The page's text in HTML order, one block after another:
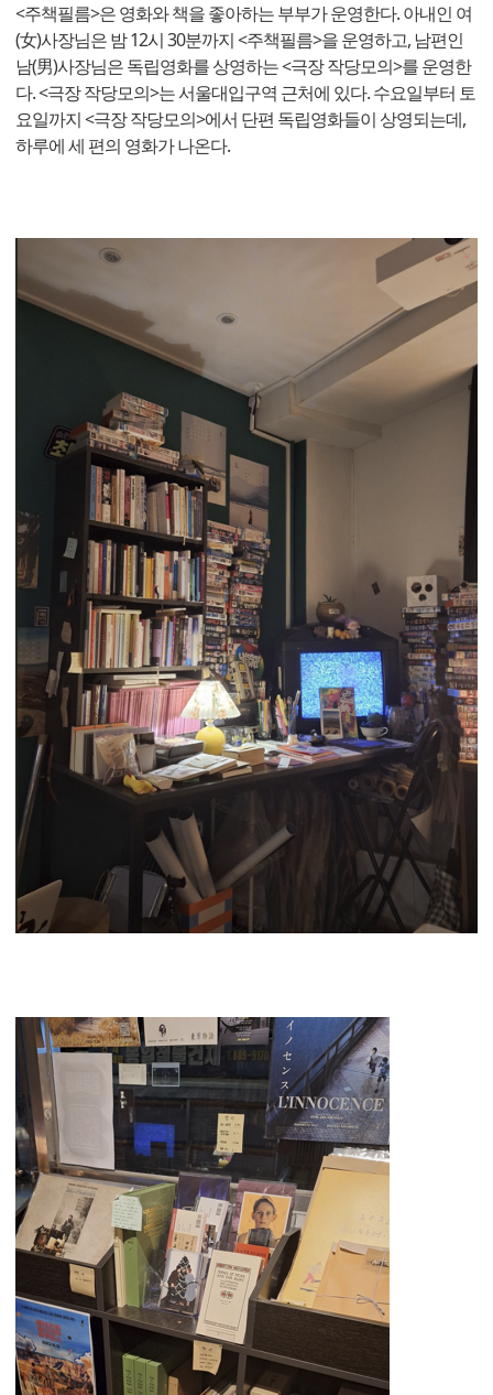
<주책필름>은 영화와 책을 좋아하는 부부가 운영한다. 아내인 여
(女)사장님은 밤 12시 30분까지 <주책필름>을 운영하고, 남편인
남(男)사장님은 독립영화를 상영하는 <극장 작당모의>를 운영한
다. <극장 작당모의>는 서울대입구역 근처에 있다. 수요일부터 토
요일까지 <극장 작당모의>에서 단편 독립영화들이 상영되는데,
하루에 세 편의 영화가 나온다.